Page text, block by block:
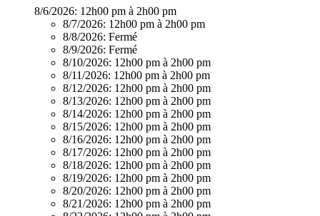
8/6/2026: 12h00 pm à 2h00 pm
8/7/2026: 12h00 pm à 2h00 pm
8/8/2026: Fermé
8/9/2026: Fermé
8/10/2026: 12h00 pm à 2h00 pm
8/11/2026: 12h00 pm à 2h00 pm
8/12/2026: 12h00 pm à 2h00 pm
8/13/2026: 12h00 pm à 2h00 pm
8/14/2026: 12h00 pm à 2h00 pm
8/15/2026: 12h00 pm à 2h00 pm
8/16/2026: 12h00 pm à 2h00 pm
8/17/2026: 12h00 pm à 2h00 pm
8/18/2026: 12h00 pm à 2h00 pm
8/19/2026: 12h00 pm à 2h00 pm
8/20/2026: 12h00 pm à 2h00 pm
8/21/2026: 12h00 pm à 2h00 pm